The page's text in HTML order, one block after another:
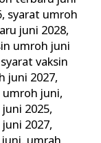
, syarat umroh
juni 2028,
umroh juni
syarat vaksin
juni 2027,
umroh juni,
2025,
2027,